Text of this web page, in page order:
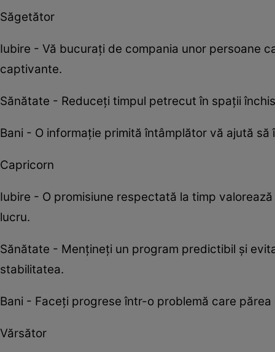
Săgetător
Iubire - Vă bucurați de compania unor persoane
captivante.
Sănătate - Reduceți timpul petrecut în spații
Bani - O informație primită întâmplător vă ajută
Capricorn
Iubire - O promisiune respectată la timp
lucru.
Sănătate - Mențineți un program predictibil și
stabilitatea.
Bani - Faceți progrese într-o problemă care
Vărsător